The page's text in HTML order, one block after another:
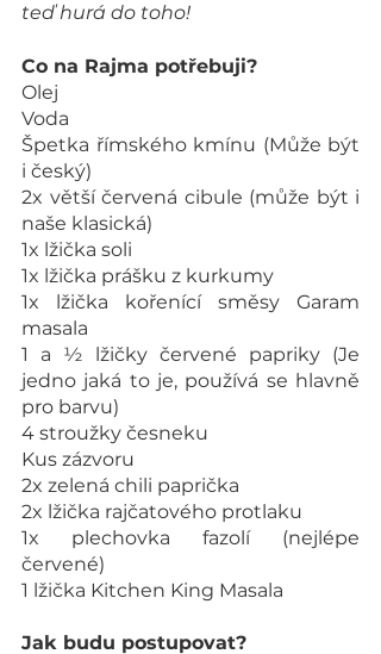
teď hurá do toho!
Co na Rajma potřebuji?
Olej
Voda
Špetka římského kmínu (Může být
i český)
2x větší červená cibule (může být i
naše klasická)
1x lžička soli
1x lžička prášku z kurkumy
1x lžička kořenící směsy Garam
masala
1 a ½ lžičky červené papriky (Je
jedno jaká to je, používá se hlavně
pro barvu)
4 stroužky česneku
Kus zázvoru
2x zelená chili paprička
2x lžička rajčatového protlaku
1x plechovka fazolí (nejlépe
červené)
1 lžička Kitchen King Masala
Jak budu postupovat?